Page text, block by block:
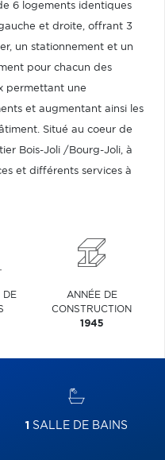
6 logements identiques
et droite, offrant 3
un stationnement et un
pour chacun des
permettant une
et augmentant ainsi les
Situé au coeur de
Bois-Joli /Bourg-Joli, à
et différents services à
DE
ANNÉE DE
CONSTRUCTION
1945
1 SALLE DE BAINS